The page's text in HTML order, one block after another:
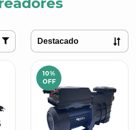
10%
OFF